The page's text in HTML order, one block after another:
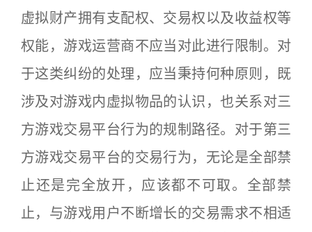
虚拟财产拥有支配权、交易权以及收益权等
权能，游戏运营商不应当对此进行限制。对
于这类纠纷的处理，应当秉持何种原则，既
涉及对游戏内虚拟物品的认识，也关系对三
方游戏交易平台行为的规制路径。对于第三
方游戏交易平台的交易行为，无论是全部禁
止还是完全放开，应该都不可取。全部禁
止，与游戏用户不断增长的交易需求不相适